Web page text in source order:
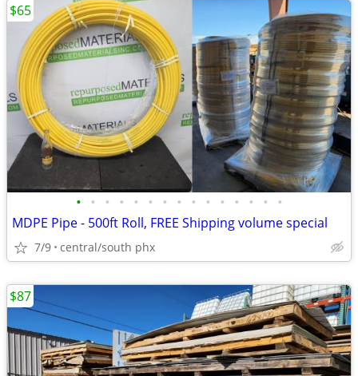
• • • • • • • • • • • • • • •
MDPE Pipe - 500ft Roll, FREE Shipping volume special
7/9 central/south phx
$65
$87